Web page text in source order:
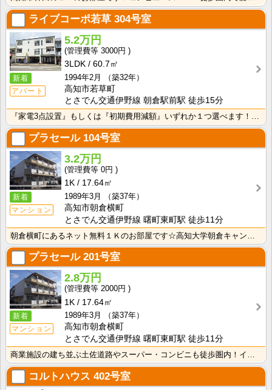
ライブコーポ若草 304号室
新着
アパート
5.2万円
3000円
3LDK
60.7㎡
1994年2月
（築32年）
高知市若草町
とさでん交通伊野線 朝倉駅前駅 徒歩15分
『家電3点設置』もしくは『初期費用減額』いずれか１つ選べます！詳しくはアパマンショップ高知ハウスへ☆･･･
プラセール104号室
新着
マンション
3.2万円
0円
1K
17.64㎡
1989年3月
（築37年）
高知市朝倉横町
とさでん交通伊野線 曙町東町駅 徒歩11分
プラセール201号室
新着
マンション
2.8万円
2000円
1K
17.64㎡
1989年3月
（築37年）
高知市朝倉横町
とさでん交通伊野線 曙町東町駅 徒歩11分
コルトハウス 402号室